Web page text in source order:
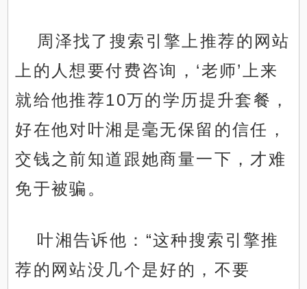
周泽找了搜索引擎上推荐的网站
上的人想要付费咨询，‘老师’上来
就给他推荐10万的学历提升套餐，
好在他对叶湘是毫无保留的信任，
交钱之前知道跟她商量一下，才难
免于被骗。
叶湘告诉他：“这种搜索引擎推
荐的网站没几个是好的，不要